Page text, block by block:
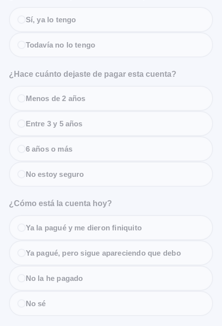
Sí, ya lo tengo
Todavía no lo tengo
¿Hace cuánto dejaste de pagar esta cuenta?
Menos de 2 años
Entre 3 y 5 años
6 años o más
No estoy seguro
¿Cómo está la cuenta hoy?
Ya la pagué y me dieron finiquito
Ya pagué, pero sigue apareciendo que debo
No la he pagado
No sé